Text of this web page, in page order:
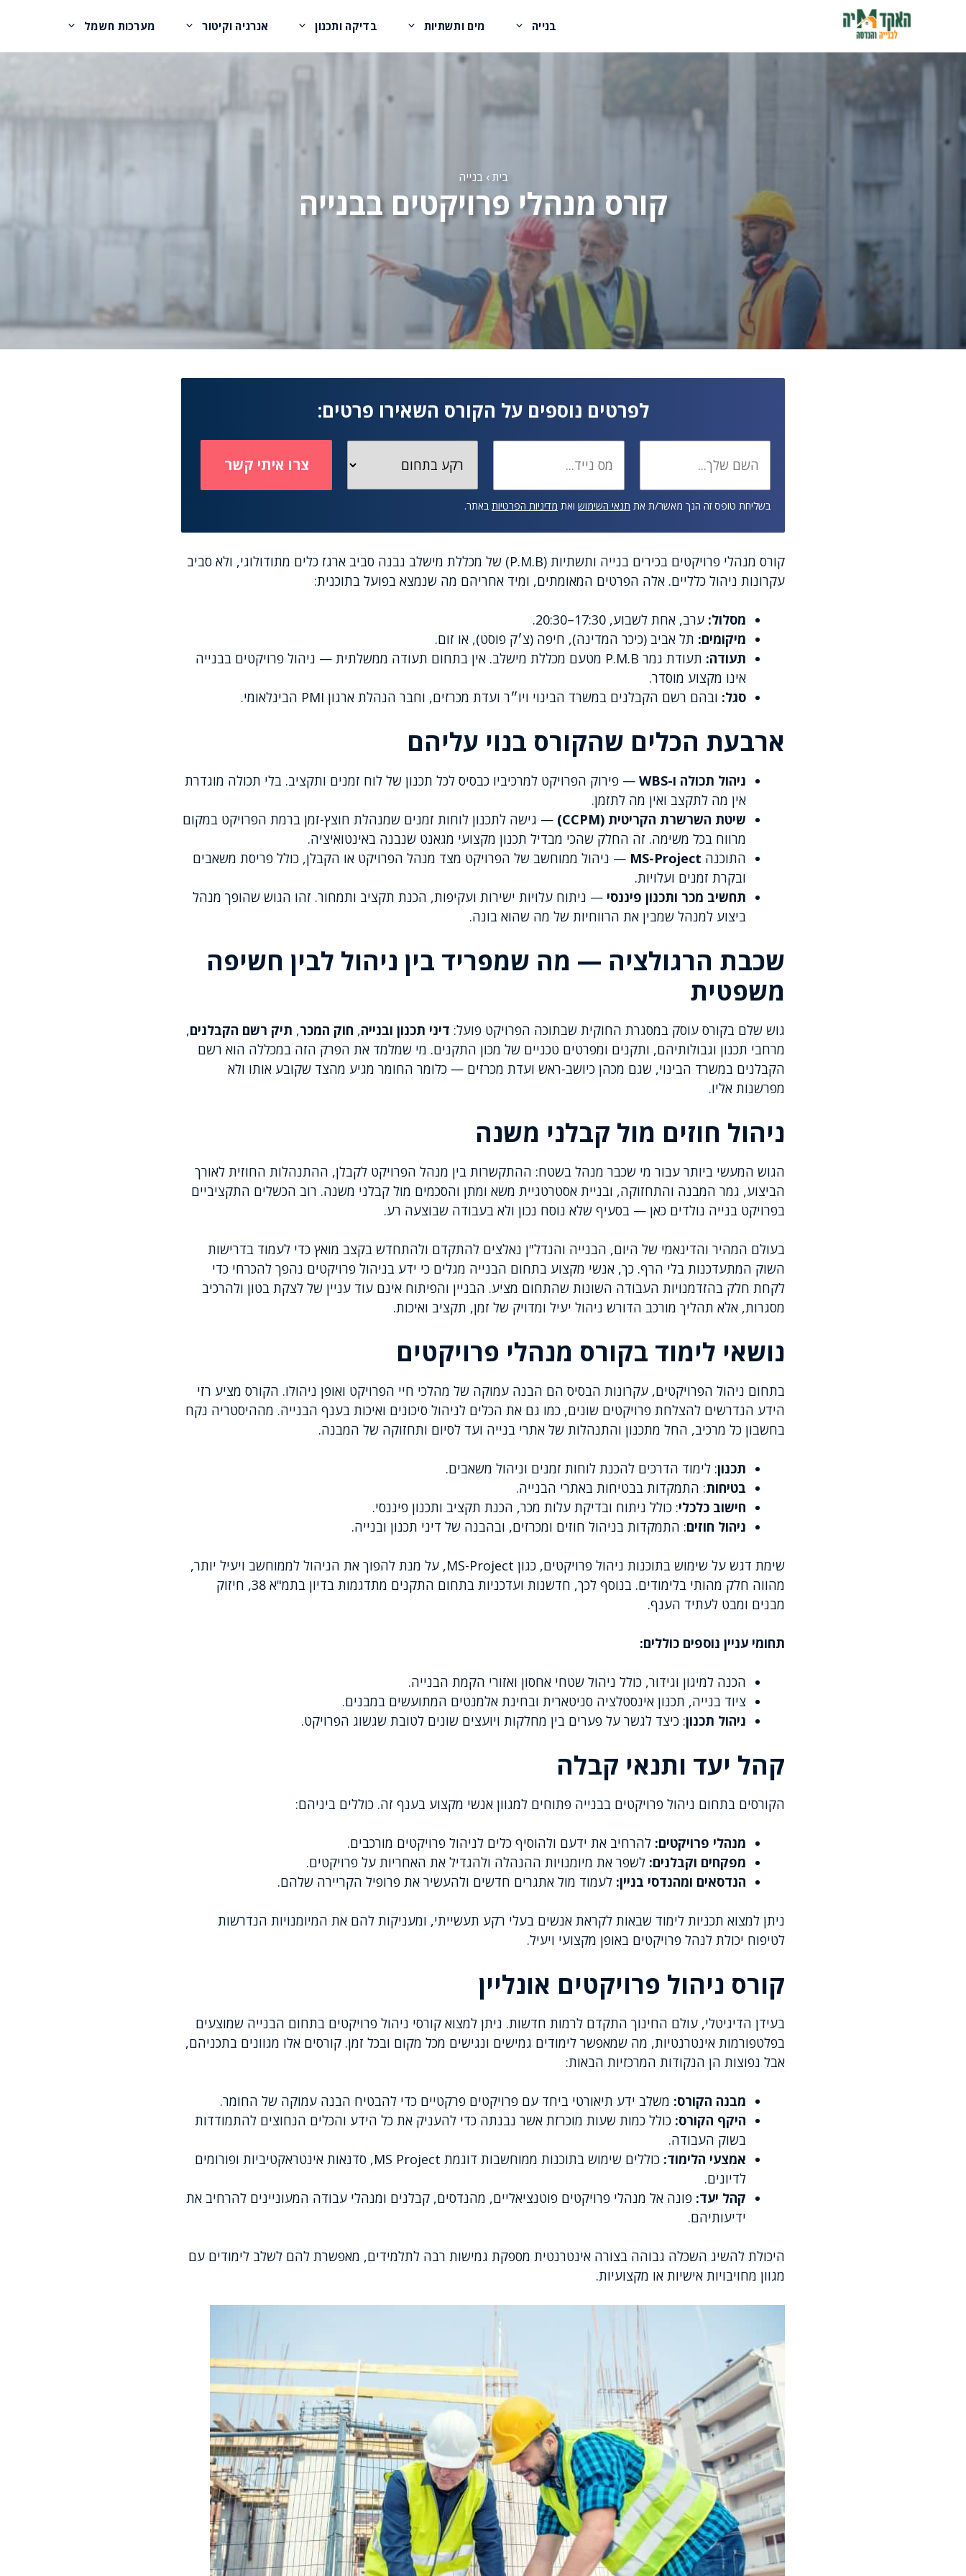
בנייה מים ותשתיות בדיקה ותכנון אנרגיה וקיטור מערכות חשמל
בית› בנייה
קורס מנהלי פרויקטים בבנייה
לפרטים נוספים על הקורס השאירו פרטים:
בשליחת טופס זה הנך מאשר/ת את תנאי השימוש ואת מדיניות הפרטיות באתר.
קורס מנהלי פרויקטים בכירים בנייה ותשתיות (P.M.B) של מכללת מישלב נבנה סביב ארגז כלים מתודולוגי, ולא סביב
עקרונות ניהול כלליים. אלה הפרטים המאומתים, ומיד אחריהם מה שנמצא בפועל בתוכנית:
מסלול: ערב, אחת לשבוע, 17:30–20:30.
מיקומים: תל אביב (כיכר המדינה), חיפה (צ׳ק פוסט), או זום.
תעודה:
תעודת גמר P.M.B מטעם מכללת מישלב. אין בתחום תעודה ממשלתית — ניהול פרויקטים בבנייה
אינו מקצוע מוסדר.
סגל: ובהם רשם הקבלנים במשרד הבינוי ויו״ר ועדת מכרזים, וחבר הנהלת ארגון PMI הבינלאומי.
ארבעת הכלים שהקורס בנוי עליהם
ניהול תכולה ו-WBS
— פירוק הפרויקט למרכיביו כבסיס לכל תכנון של לוח זמנים ותקציב. בלי תכולה מוגדרת
אין מה לתקצב ואין מה לתזמן.
שיטת השרשרת הקריטית (CCPM)
— גישה לתכנון לוחות זמנים שמנהלת חוצץ-זמן ברמת הפרויקט במקום
מרווח בכל משימה. זה החלק שהכי מבדיל תכנון מקצועי מגאנט שנבנה באינטואיציה.
התוכנה MS-Project — ניהול ממוחשב של הפרויקט מצד מנהל הפרויקט או הקבלן, כולל פריסת משאבים
ובקרת זמנים ועלויות.
תחשיב מכר ותכנון פיננסי — ניתוח עלויות ישירות ועקיפות, הכנת תקציב ותמחור. זהו הגוש שהופך מנהל
ביצוע למנהל שמבין את הרווחיות של מה שהוא בונה.
שכבת הרגולציה — מה שמפריד בין ניהול לבין חשיפה
משפטית
גוש שלם בקורס עוסק במסגרת החוקית שבתוכה הפרויקט פועל: דיני תכנון ובנייה, חוק המכר, תיק רשם הקבלנים,
מרחבי תכנון וגבולותיהם, ותקנים ומפרטים טכניים של מכון התקנים. מי שמלמד את הפרק הזה במכללה הוא רשם
הקבלנים במשרד הבינוי, שגם מכהן כיושב-ראש ועדת מכרזים — כלומר החומר מגיע מהצד שקובע אותו ולא
מפרשנות אליו.
ניהול חוזים מול קבלני משנה
הגוש המעשי ביותר עבור מי שכבר מנהל בשטח: ההתקשרות בין מנהל הפרויקט לקבלן, ההתנהלות החוזית לאורך
הביצוע, גמר המבנה והתחזוקה, ובניית אסטרטגיית משא ומתן והסכמים מול קבלני משנה. רוב הכשלים התקציביים
בפרויקט בנייה נולדים כאן — בסעיף שלא נוסח נכון ולא בעבודה שבוצעה רע.
בעולם המהיר והדינאמי של היום, הבנייה והנדל"ן נאלצים להתקדם ולהתחדש בקצב מואץ כדי לעמוד בדרישות
השוק המתעדכנות בלי הרף. כך, אנשי מקצוע בתחום הבנייה מגלים כי ידע בניהול פרויקטים נהפך להכרחי כדי
לקחת חלק בהזדמנויות העבודה השונות שהתחום מציע. הבניין והפיתוח אינם עוד עניין של לצקת בטון ולהרכיב
מסגרות, אלא תהליך מורכב הדורש ניהול יעיל ומדויק של זמן, תקציב ואיכות.
נושאי לימוד בקורס מנהלי פרויקטים
בתחום ניהול הפרויקטים, עקרונות הבסיס הם הבנה עמוקה של מהלכי חיי הפרויקט ואופן ניהולו. הקורס מציע רזי
הידע הנדרשים להצלחת פרויקטים שונים, כמו גם את הכלים לניהול סיכונים ואיכות בענף הבנייה. מההיסטריה נקח
בחשבון כל מרכיב, החל מתכנון והתנהלות של אתרי בנייה ועד לסיום ותחזוקה של המבנה.
תכנון: לימוד הדרכים להכנת לוחות זמנים וניהול משאבים.
בטיחות: התמקדות בבטיחות באתרי הבנייה.
חישוב כלכלי: כולל ניתוח ובדיקת עלות מכר, הכנת תקציב ותכנון פיננסי.
ניהול חוזים: התמקדות בניהול חוזים ומכרזים, ובהבנה של דיני תכנון ובנייה.
שימת דגש על שימוש בתוכנות ניהול פרויקטים, כגון MS-Project, על מנת להפוך את הניהול לממוחשב ויעיל יותר,
מהווה חלק מהותי בלימודים. בנוסף לכך, חדשנות ועדכניות בתחום התקנים מתדגמות בדיון בתמ"א 38, חיזוק
מבנים ומבט לעתיד הענף.
תחומי עניין נוספים כוללים:
הכנה למיגון וגידור, כולל ניהול שטחי אחסון ואזורי הקמת הבנייה.
ציוד בנייה, תכנון אינסטלציה סניטארית ובחינת אלמנטים המתועשים במבנים.
ניהול תכנון: כיצד לגשר על פערים בין מחלקות ויועצים שונים לטובת שגשוג הפרויקט.
קהל יעד ותנאי קבלה
הקורסים בתחום ניהול פרויקטים בבנייה פתוחים למגוון אנשי מקצוע בענף זה. כוללים ביניהם:
מנהלי פרויקטים: להרחיב את ידעם ולהוסיף כלים לניהול פרויקטים מורכבים.
מפקחים וקבלנים: לשפר את מיומנויות ההנהלה ולהגדיל את האחריות על פרויקטים.
הנדסאים ומהנדסי בניין: לעמוד מול אתגרים חדשים ולהעשיר את פרופיל הקריירה שלהם.
ניתן למצוא תכניות לימוד שבאות לקראת אנשים בעלי רקע תעשייתי, ומעניקות להם את המיומנויות הנדרשות
לטיפוח יכולת לנהל פרויקטים באופן מקצועי ויעיל.
קורס ניהול פרויקטים אונליין
בעידן הדיגיטלי, עולם החינוך התקדם לרמות חדשות. ניתן למצוא קורסי ניהול פרויקטים בתחום הבנייה שמוצעים
בפלטפורמות אינטרנטיות, מה שמאפשר לימודים גמישים ונגישים מכל מקום ובכל זמן. קורסים אלו מגוונים בתכניהם,
אבל נפוצות הן הנקודות המרכזיות הבאות:
מבנה הקורס: משלב ידע תיאורטי ביחד עם פרויקטים פרקטיים כדי להבטיח הבנה עמוקה של החומר.
היקף הקורס: כולל כמות שעות מוכרזת אשר נבנתה כדי להעניק את כל הידע והכלים הנחוצים להתמודדות
בשוק העבודה.
אמצעי הלימוד:
כוללים שימוש בתוכנות ממוחשבות דוגמת MS Project, סדנאות אינטראקטיביות ופורומים
לדיונים.
קהל יעד: פונה אל מנהלי פרויקטים פוטנציאליים, מהנדסים, קבלנים ומנהלי עבודה המעוניינים להרחיב את
ידיעותיהם.
היכולת להשיג השכלה גבוהה בצורה אינטרנטית מספקת גמישות רבה לתלמידים, מאפשרת להם לשלב לימודים עם
מגוון מחויבויות אישיות או מקצועיות.